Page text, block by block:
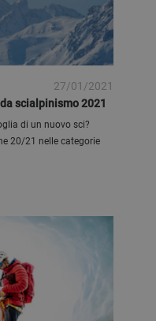
27/01/2021
scialpinismo 2021
di un nuovo sci?
20/21 nelle categorie